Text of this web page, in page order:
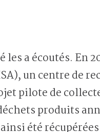
a écoutés. En
un centre de
pilote de
produits
été